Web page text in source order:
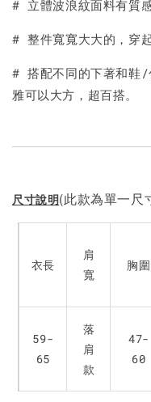
# 立體波浪紋面料有質感
# 整件寬寬大大的，穿
# 搭配不同的下著和鞋
雅可以大方，超百搭。
尺寸說明(此款為單一尺
衣長
肩
寬
胸圍
59-
65
落
肩
款
47-
60